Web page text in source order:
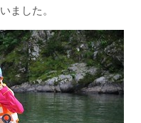
ました。